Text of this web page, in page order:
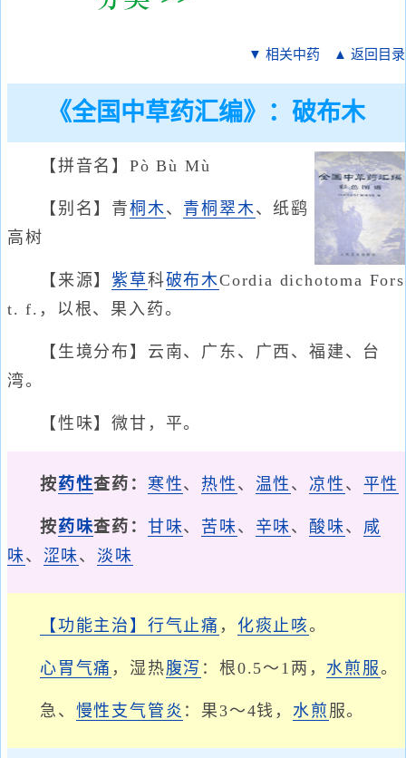
▼ 相关中药 ▲ 返回目录
《全国中草药汇编》：破布木
【拼音名】Pò Bù Mù
【别名】青桐木、 青桐翠木、纸鹞
高树
【来源】紫草科破布木Cordia dichotoma Fors
t. f.，以根、果入药。
【生境分布】云南、广东、广西、福建、台
湾。
【性味】微甘，平。
按药性查药： 寒性、 热性 、 温性 、 凉性 、 平性
按药味查药： 甘味、 苦味、 辛味、 酸味、 咸
味、 涩味、 淡味
【功能主治】 行气止痛 ， 化痰止咳。
心胃气痛 ，湿热腹泻 ：根0.5～1两， 水煎服。
急、 慢性支气管炎 ：果3～4钱， 水煎 服。